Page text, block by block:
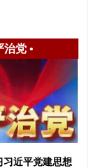
治党•
习近平党建思想